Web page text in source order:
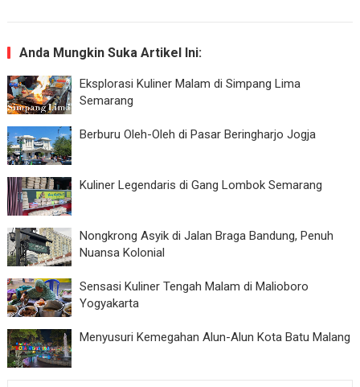
Anda Mungkin Suka Artikel Ini:
Eksplorasi Kuliner Malam di Simpang Lima
Semarang
Berburu Oleh-Oleh di Pasar Beringharjo Jogja
Kuliner Legendaris di Gang Lombok Semarang
Nongkrong Asyik di Jalan Braga Bandung, Penuh
Nuansa Kolonial
Sensasi Kuliner Tengah Malam di Malioboro
Yogyakarta
Menyusuri Kemegahan Alun-Alun Kota Batu Malang